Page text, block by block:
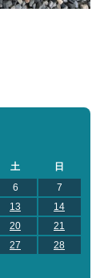
土
日
6
7
13
14
20
21
27
28